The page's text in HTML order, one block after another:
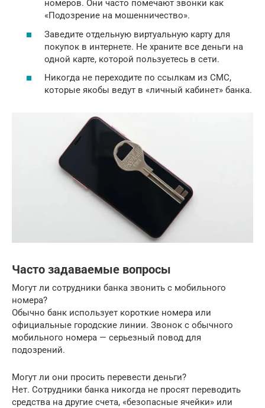
номеров. Они часто помечают звонки как
«Подозрение на мошенничество».
Заведите отдельную виртуальную карту для
покупок в интернете. Не храните все деньги на
одной карте, которой пользуетесь в сети.
Никогда не переходите по ссылкам из СМС,
которые якобы ведут в «личный кабинет» банка.
Часто задаваемые вопросы
Могут ли сотрудники банка звонить с мобильного
номера?
Обычно банк использует короткие номера или
официальные городские линии. Звонок с обычного
мобильного номера — серьезный повод для
подозрений.
Могут ли они просить перевести деньги?
Нет. Сотрудники банка никогда не просят переводить
средства на другие счета, «безопасные ячейки» или